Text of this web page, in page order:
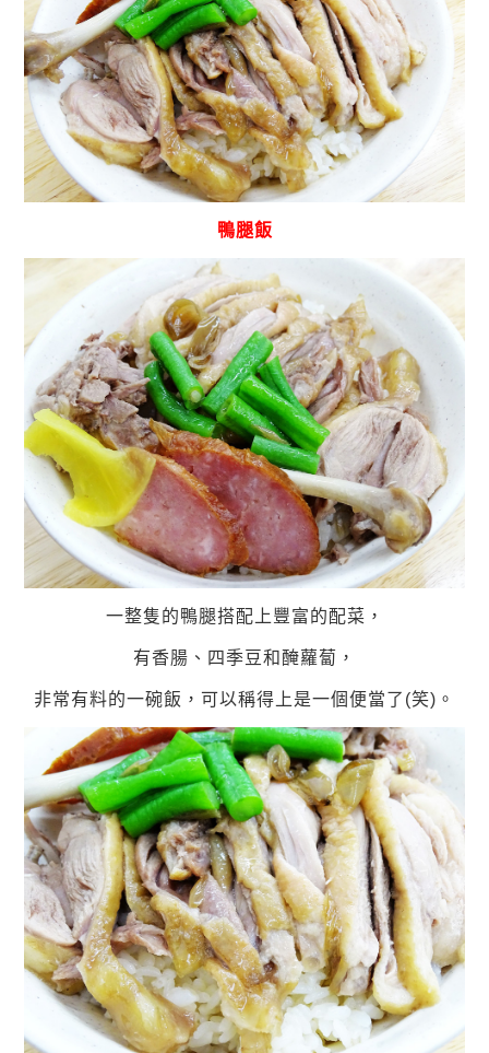
鴨腿飯
一整隻的鴨腿搭配上豐富的配菜，
有香腸、四季豆和醃蘿蔔，
非常有料的一碗飯，可以稱得上是一個便當了(笑)。